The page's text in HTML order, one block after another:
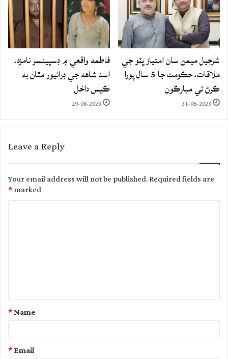
شرجيل ميمڻ سان امتياز ڀٽو جي
ملاقات، حڪومت جا 5 سال پورا
ڪرڻ تي مبارڪون
31-08-2023
فاطمه واقعي ۾ ڊسپينسر نامزد،
اسد شاهه جي ڊرائيور مٿان به
ڪيس داخل
29-08-2023
Leave a Reply
Your email address will not be published.Required fields are
marked
*
t
Name
*
Email
*